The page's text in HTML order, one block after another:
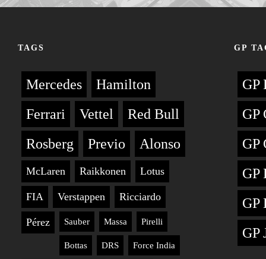
TAGS
Mercedes
Hamilton
Ferrari
Vettel
Red Bull
Rosberg
Previo Alonso
McLaren Raikkonen Lotus
FIA Verstappen Ricciardo
Pérez Sauber Massa Pirelli
Bottas DRS Force India
GP
GP
GP
GP
GP
GP
GP